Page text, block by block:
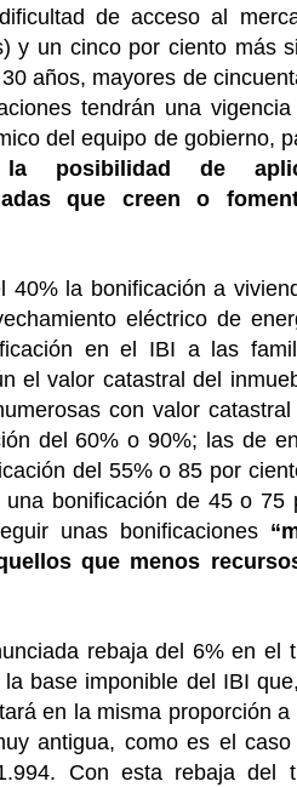
de acceso al
y un cinco por ciento más
años, mayores de
tendrán una
del equipo de gobierno,
la posibilidad de
que creen o
40% la bonificación a
eléctrico de
en el IBI a las
el valor catastral del
con valor
del 60% o 90%; las de
del 55% o 85 por
bonificación de 45 o 75
unas bonificaciones
que menos
rebaja del 6% en el
base imponible del IBI
en la misma proporción a
antigua, como es el
Con esta rebaja del